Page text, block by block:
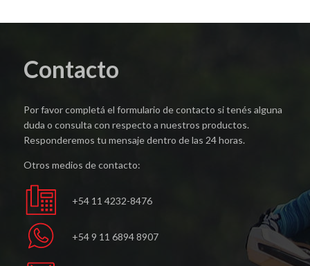
Contacto
Por favor completá el formulario de contacto si tenés alguna
duda o consulta con respecto a nuestros productos.
Responderemos tu mensaje dentro de las 24 horas.
Otros medios de contacto:
+54 11 4232-8476
+54 9 11 6894 8907